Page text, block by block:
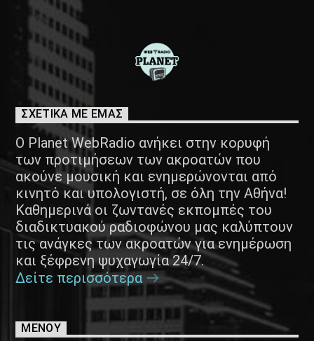
ΣΧΕΤΙΚΑ ΜΕ ΕΜΑΣ
Ο Planet WebRadio ανήκει στην κορυφή
των προτιμήσεων των ακροατών που
ακούνε μουσική και ενημερώνονται από
κινητό και υπολογιστή, σε όλη την Αθήνα!
Καθημερινά οι ζωντανές εκπομπές του
διαδικτυακού ραδιοφώνου μας καλύπτουν
τις ανάγκες των ακροατών για ενημέρωση
και ξέφρενη ψυχαγωγία 24/7.
Δείτε περισσότερα
ΜΕΝΟΥ